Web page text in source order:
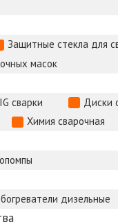
Защитные стекла для
масок
сварки
Диски
Химия сварочная
дизельные